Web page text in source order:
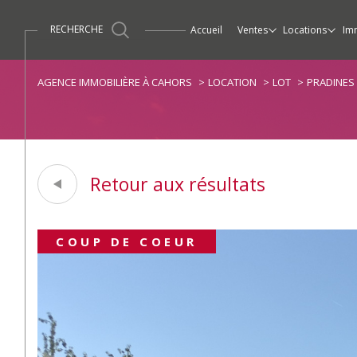
accueil ventes
Maisons / Villas Propriétés /
locations
Maisons / Villas
Ventes
RECHERCHE
AGENCE IMMOBILIÈRE À CAHORS LOCATION LOT PRADINES
Retour aux résultats
COUP DE COEUR